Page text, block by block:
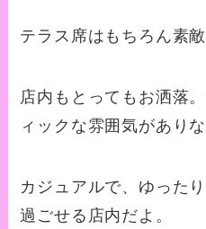
テラス席はもちろん素敵
店内もとってもお洒落
ィックな雰囲気がありな
カジュアルで、ゆった
過ごせる店内だよ。